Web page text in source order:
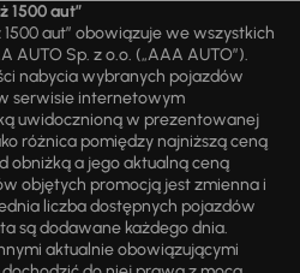
1500 aut”
aut” obowiązuje we wszystkich
Sp. z o.o. („AAA AUTO”).
nabycia wybranych pojazdów
serwisie internetowym
uwidocznioną w prezentowanej
różnica pomiędzy najniższą ceną
obniżką a jego aktualną ceną
objętych promocją jest zmienna i
liczba dostępnych pojazdów
są dodawane każdego dnia.
aktualnie obowiązującymi